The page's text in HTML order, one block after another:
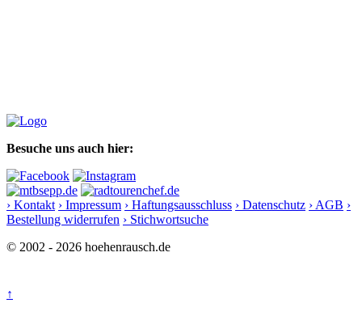
Besuche uns auch hier:
› Kontakt › Impressum › Haftungsausschluss › Datenschutz › AGB ›
Bestellung widerrufen › Stichwortsuche
© 2002 - 2026 hoehenrausch.de
↑